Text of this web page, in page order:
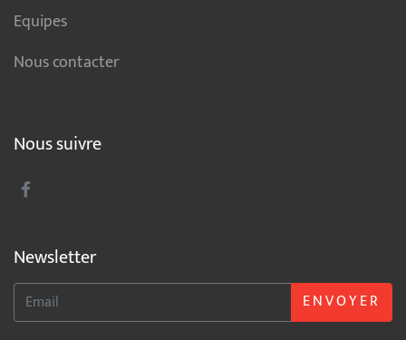
Equipes
Nous contacter
Nous suivre
Newsletter
ENVOYER